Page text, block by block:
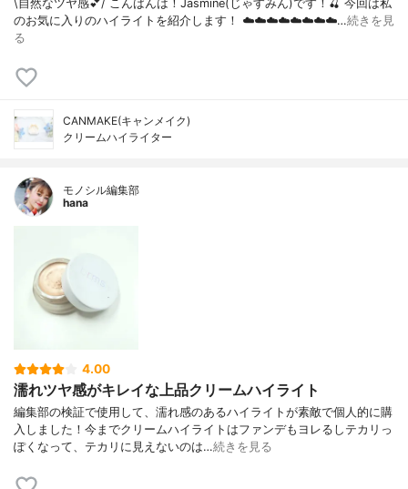
\自然なツヤ感💕/ こんばんは！Jasmine(じゃすみん)です！🍒 今回は私
のお気に入りのハイライトを紹介します！ ☁️☁️☁️☁️☁️☁️☁️☁️…続きを見
る
CANMAKE(キャンメイク)
クリームハイライター
モノシル編集部
hana
4.00
濡れツヤ感がキレイな上品クリームハイライト
編集部の検証で使用して、濡れ感のあるハイライトが素敵で個人的に購
入しました！今までクリームハイライトはファンデもヨレるしテカリっ
ぽくなって、テカリに見えないのは…続きを見る